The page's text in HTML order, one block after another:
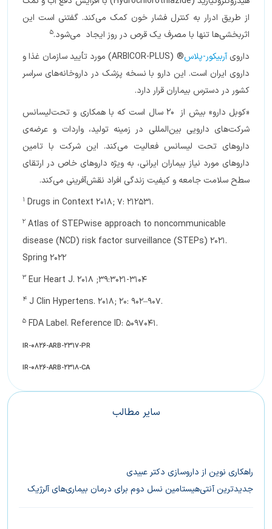
از طریق ادرار به کنترل فشار خون کمک می‌کند. گفتنی است این
اثربخشی‌ها تنها با مصرف یک قرص در روز ایجاد می‌شود.5
دارویآربیکور-پلاس
® (ARBICOR-PLUS) مورد تأیید سازمان غذا و
داروی ایران است. این دارو با نسخه پزشک در داروخانه‌های سراسر
کشور در دسترس بیماران قرار دارد.
«کوبل دارو» بیش از 20 سال است که با همکاری و تحت‌لیسانس
شرکت‌های دارویی بین‌المللی در زمینه تولید، واردات و عرضه‌ی
داروهای تحت لیسانس فعالیت می‌کند. این شرکت با تامین
داروهای مورد نیاز بیماران ایرانی، به ویژه داروهای خاص در ارتقای
سطح سلامت جامعه و کیفیت زندگی افراد نقش‌آفرینی می‌کند.
1 Drugs in Context 2018; 7: 212531.
2 Atlas of STEPwise approach to noncommunicable
disease (NCD) risk factor surveillance (STEPs) 2021.
Spring 2022
3 Eur Heart J. 2018 ;39:3021-3104
4 J Clin Hypertens. 2018; 20: 902–907.
5 FDA Label. Reference ID: 5097041.
IR-0826-ARB-2317-PR
IR-0826-ARB-2318-CA
سایر مطالب
راهکاری نوین از داروسازی دکتر عبیدی
جدیدترین آنتی‌هیستامین نسل دوم برای درمان بیماری‌های آلرژیک